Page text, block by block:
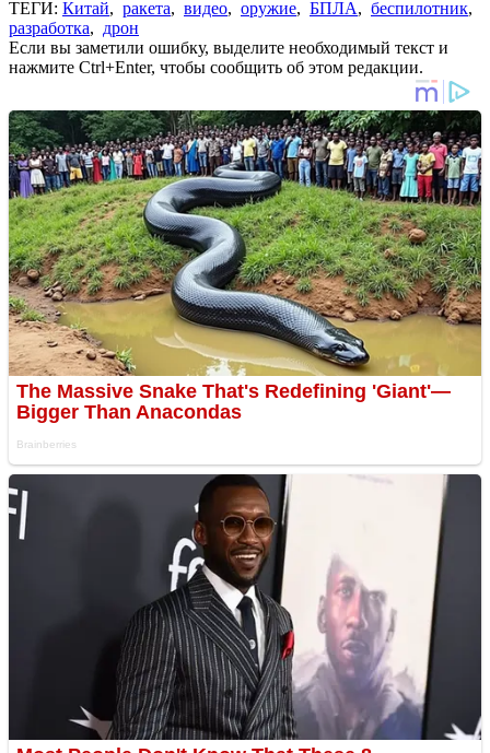
ТЕГИ: Китай, ракета, видео, оружие, БПЛА, беспилотник,
разработка, дрон
Если вы заметили ошибку, выделите необходимый текст и
нажмите Ctrl+Enter, чтобы сообщить об этом редакции.